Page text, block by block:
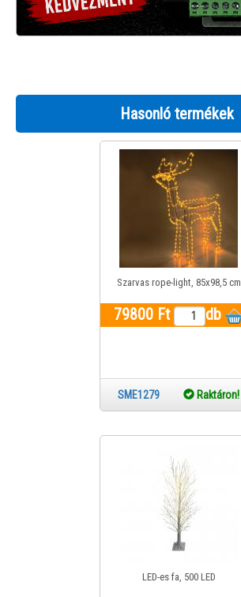
Hasonló termékek
Szarvas rope-light, 85x98,5 cm
79800 Ft db
SME1279 Raktáron!
LED-es fa, 500 LED